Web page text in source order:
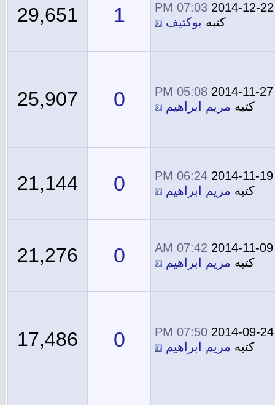
2014-12-22
07:03 PM
كتبه بوكتيف 1
29,651
2014-11-27
05:08 PM
كتبه مريم ابراهيم 0
25,907
2014-11-19
06:24 PM
كتبه مريم ابراهيم 0
21,144
2014-11-09
07:42 AM
كتبه مريم ابراهيم 0
21,276
2014-09-24
07:50 PM
كتبه مريم ابراهيم 0
17,486